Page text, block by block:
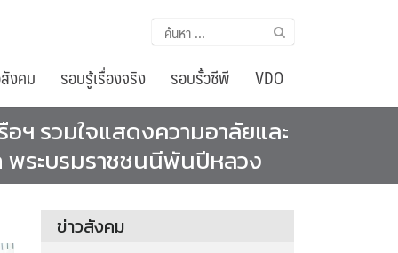
ค้นหา
งคม รอบรู้เรื่องจริง รอบรั้วซีพี VDO
รวมใจแสดงความอาลัยและ
พระบรมราชชนนีพันปีหลวง
ข่าวสังคม